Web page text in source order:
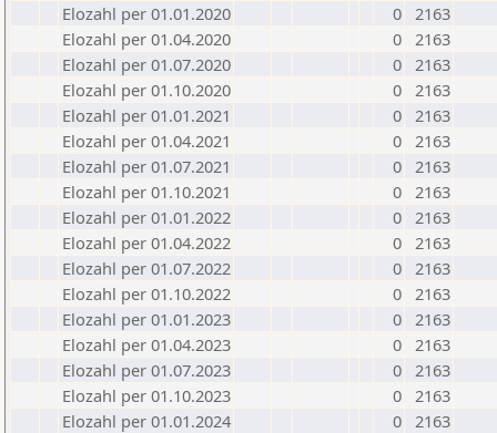
Elozahl per 01.01.2020
0 2163
Elozahl per 01.04.2020
0 2163
Elozahl per 01.07.2020
0 2163
Elozahl per 01.10.2020
0 2163
Elozahl per 01.01.2021
0 2163
Elozahl per 01.04.2021
0 2163
Elozahl per 01.07.2021
0 2163
Elozahl per 01.10.2021
0 2163
Elozahl per 01.01.2022
0 2163
Elozahl per 01.04.2022
0 2163
Elozahl per 01.07.2022
0 2163
Elozahl per 01.10.2022
0 2163
Elozahl per 01.01.2023
0 2163
Elozahl per 01.04.2023
0 2163
Elozahl per 01.07.2023
0 2163
Elozahl per 01.10.2023
0 2163
Elozahl per 01.01.2024
0 2163